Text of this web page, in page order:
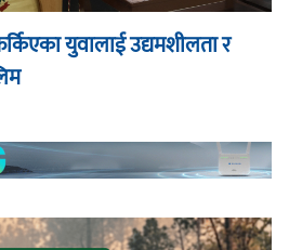
युवालाई उद्यमशीलता र